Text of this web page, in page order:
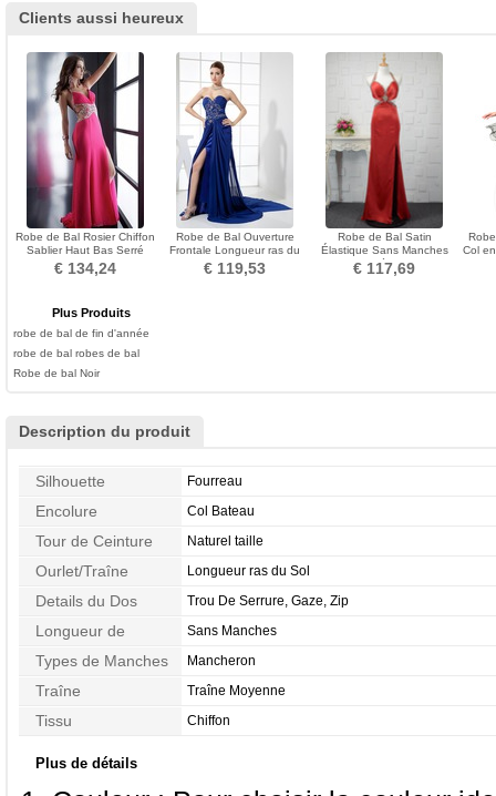
Clients aussi heureux
Robe de Bal Rosier Chiffon
Sablier Haut Bas Serré
Printemps
€ 134,24
Robe de Bal Ouverture
Frontale Longueur ras du
Sol Chic a ligne
€ 119,53
Robe de Bal Satin
Élastique Sans Manches
Automne Elégant Naturel
taille
€ 117,69
Col
Plus Produits
robe de bal de fin d'année
robe de bal robes de bal
Robe de bal Noir
Description du produit
Silhouette Fourreau
Encolure Col Bateau
Tour de Ceinture Naturel taille
Ourlet/Traîne Longueur ras du Sol
Details du Dos Trou De Serrure, Gaze, Zip
Longueur de
Manches
Sans Manches
Types de Manches Mancheron
Traîne Traîne Moyenne
Tissu Chiffon
Plus de détails